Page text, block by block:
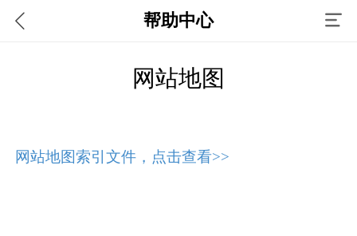
帮助中心
网站地图
网站地图索引文件，点击查看>>